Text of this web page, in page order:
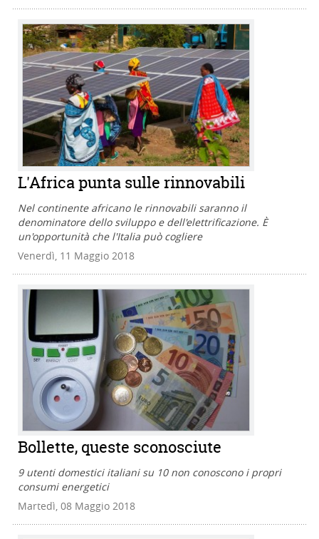
L'Africa punta sulle rinnovabili
Nel continente africano le rinnovabili saranno il
denominatore dello sviluppo e dell'elettrificazione. È
un'opportunità che l'Italia può cogliere
Venerdì, 11 Maggio 2018
Bollette, queste sconosciute
9 utenti domestici italiani su 10 non conoscono i propri
consumi energetici
Martedì, 08 Maggio 2018